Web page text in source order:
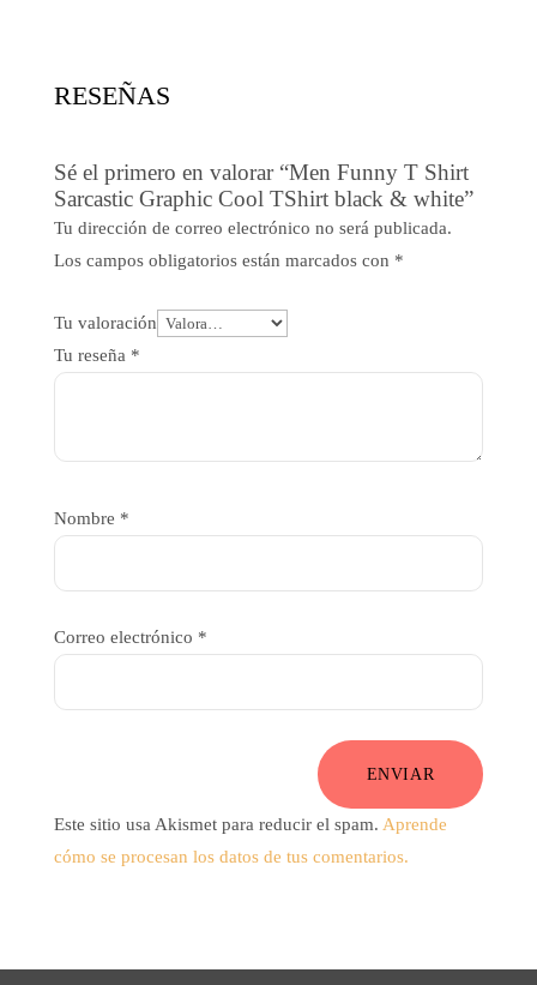
RESEÑAS
Sé el primero en valorar “Men Funny T Shirt
Sarcastic Graphic Cool TShirt black & white”
Tu dirección de correo electrónico no será publicada.
Los campos obligatorios están marcados con *
Tu valoración
Tu reseña *
Nombre *
Correo electrónico *
ENVIAR
Este sitio usa Akismet para reducir el spam. Aprende
cómo se procesan los datos de tus comentarios.